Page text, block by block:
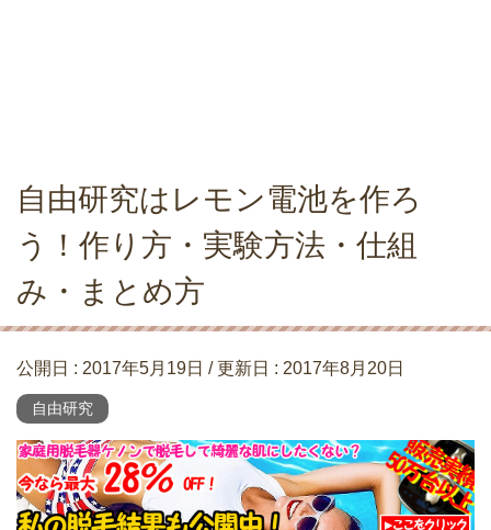
自由研究はレモン電池を作ろ
う！作り方・実験方法・仕組
み・まとめ方
公開日 : 2017年5月19日 / 更新日 : 2017年8月20日
自由研究